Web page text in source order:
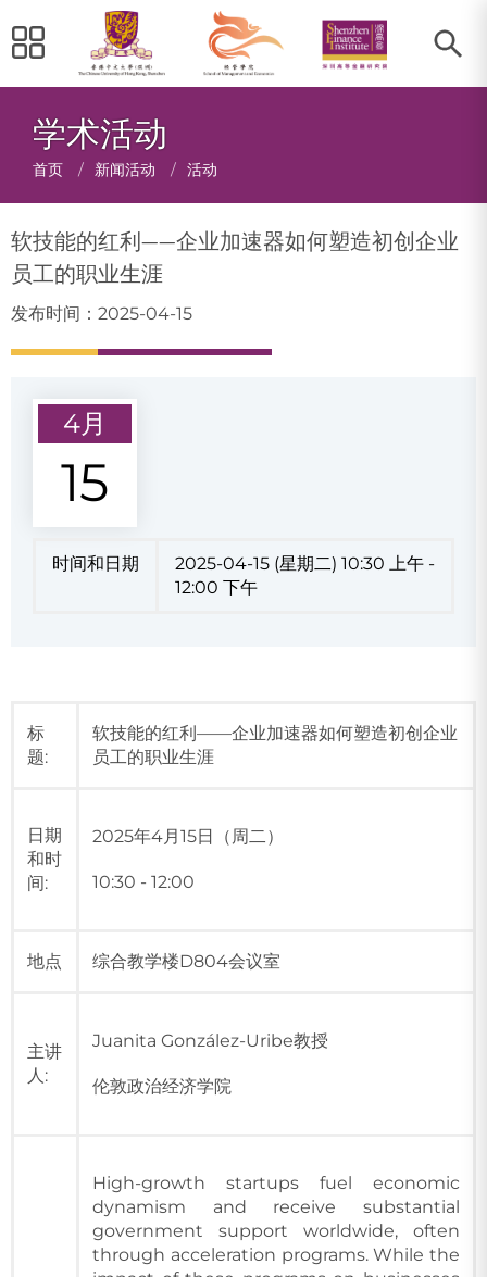
学术活动
面
包
屑
首页 / 新闻活动 / 活动
软技能的红利——企业加速器如何塑造初创企业
员工的职业生涯
发布时间：2025-04-15
4月
15
时间和日期
2025-04-15 (星期二) 10:30 上午 -
12:00 下午
标
题:
软技能的红利——企业加速器如何塑造初创企业
员工的职业生涯
日期
和时
间:
2025年4月15日（周二）
10:30 - 12:00
地点 综合教学楼D804会议室
主讲
人:
Juanita González-Uribe教授
伦敦政治经济学院
High-growth startups fuel economic
dynamism and receive substantial
government support worldwide, often
through acceleration programs. While the